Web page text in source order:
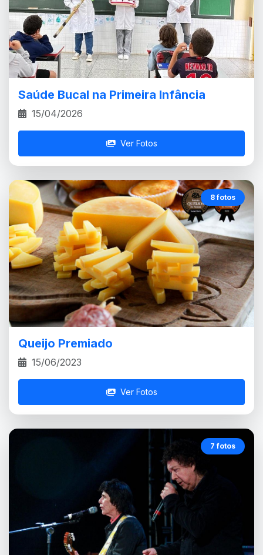
Saúde Bucal na Primeira Infância
15/04/2026
Ver Fotos
8 fotos
Queijo Premiado
15/06/2023
Ver Fotos
7 fotos